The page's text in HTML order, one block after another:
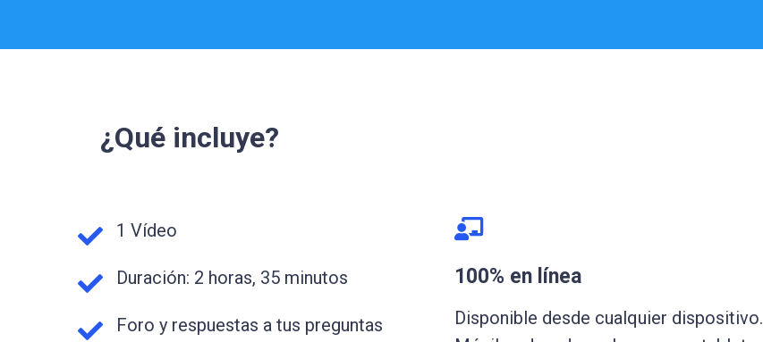
¿Qué incluye?
1 Vídeo
Duración: 2 horas, 35 minutos
Foro y respuestas a tus preguntas
100% en línea
Disponible desde cualquier dispositivo.